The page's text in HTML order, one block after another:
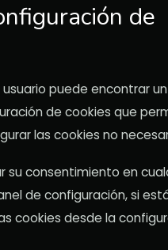
de
puede encontrar un
de cookies que
las cookies no
su consentimiento en
de configuración, si
cookies desde la